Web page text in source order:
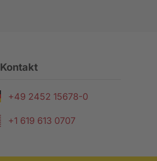
Kontakt
+49 2452 15678-0
+1 619 613 0707